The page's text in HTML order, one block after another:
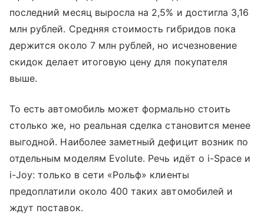
последний месяц выросла на 2,5% и достигла 3,16
млн рублей. Средняя стоимость гибридов пока
держится около 7 млн рублей, но исчезновение
скидок делает итоговую цену для покупателя
выше.
То есть автомобиль может формально стоить
столько же, но реальная сделка становится менее
выгодной. Наиболее заметный дефицит возник по
отдельным моделям Evolute. Речь идёт о i-Space и
i-Joy: только в сети «Рольф» клиенты
предоплатили около 400 таких автомобилей и
ждут поставок.